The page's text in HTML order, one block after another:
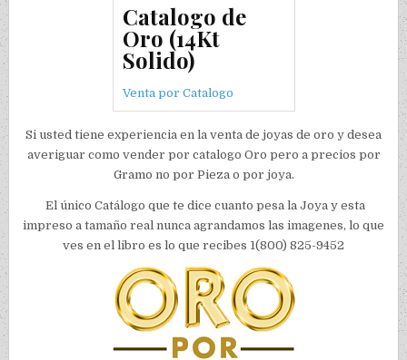
Catalogo de
Oro (14Kt
Solido)
Venta por Catalogo
Si usted tiene experiencia en la venta de joyas de oro y desea
averiguar como vender por catalogo Oro pero a precios por
Gramo no por Pieza o por joya.
El único Catálogo que te dice cuanto pesa la Joya y esta
impreso a tamaño real nunca agrandamos las imagenes, lo que
ves en el libro es lo que recibes 1(800) 825-9452